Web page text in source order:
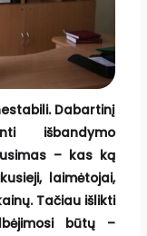
Dabartinį
išbandymo
– kas ką
laimėtojai,
Tačiau išlikti
būtų –